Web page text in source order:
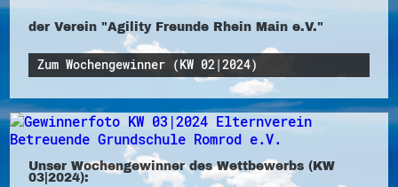
der Verein "Agility Freunde Rhein Main e.V."
Zum Wochengewinner (KW 02|2024)
Unser Wochengewinner des Wettbewerbs (KW
03|2024):